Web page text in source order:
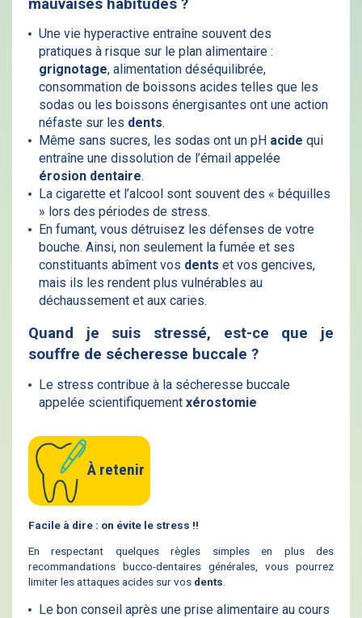
mauvaises habitudes ?
Une vie hyperactive entraîne souvent des
pratiques à risque sur le plan alimentaire :
grignotage, alimentation déséquilibrée,
consommation de boissons acides telles que les
sodas ou les boissons énergisantes ont une action
néfaste sur les dents.
Même sans sucres, les sodas ont un pH acide qui
entraîne une dissolution de l’émail appelée
érosion dentaire.
La cigarette et l’alcool sont souvent des « béquilles
» lors des périodes de stress.
En fumant, vous détruisez les défenses de votre
bouche. Ainsi, non seulement la fumée et ses
constituants abîment vos dents et vos gencives,
mais ils les rendent plus vulnérables au
déchaussement et aux caries.
Quand je suis stressé, est-ce que je
souffre de sécheresse buccale ?
Le stress contribue à la sécheresse buccale
appelée scientifiquement xérostomie
À retenir
Facile à dire : on évite le stress !!
En respectant quelques règles simples en plus des
recommandations bucco-dentaires générales, vous pourrez
limiter les attaques acides sur vos dents
Le bon conseil après une prise alimentaire au cours